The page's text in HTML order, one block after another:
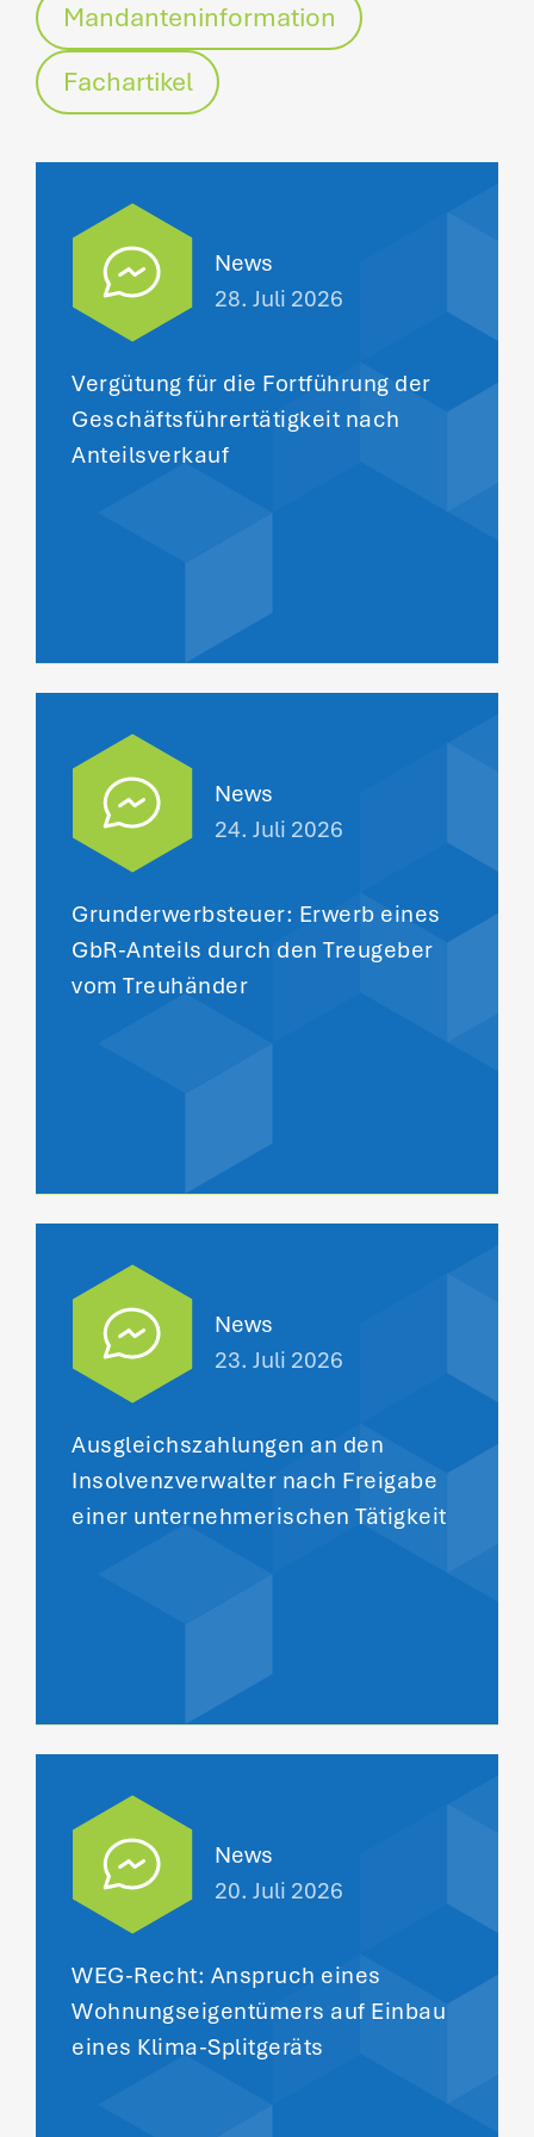
Mandanteninformation
Fachartikel
News
28. Juli 2026
Vergütung für die Fortführung der
Geschäftsführertätigkeit nach
Anteilsverkauf
News
24. Juli 2026
Grunderwerbsteuer: Erwerb eines
GbR-Anteils durch den Treugeber
vom Treuhänder
News
23. Juli 2026
Ausgleichszahlungen an den
Insolvenzverwalter nach Freigabe
einer unternehmerischen Tätigkeit
News
20. Juli 2026
WEG-Recht: Anspruch eines
Wohnungseigentümers auf Einbau
eines Klima-Splitgeräts